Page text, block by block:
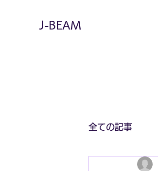
J-BEAM
全ての記事